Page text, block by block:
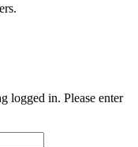
logged in. Please enter